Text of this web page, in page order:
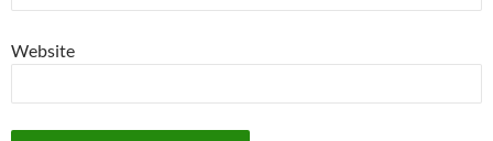
Website